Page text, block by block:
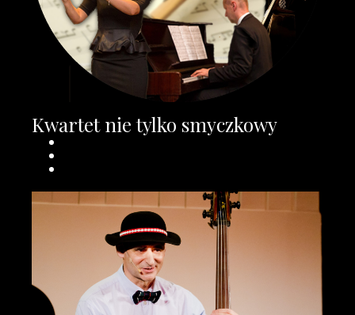
Kwartet nie tylko smyczkowy